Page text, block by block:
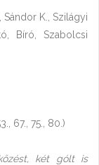
Sándor K., Szilágyi
Bíró, Szabolcsi
67., 75., 80.)
két gólt is